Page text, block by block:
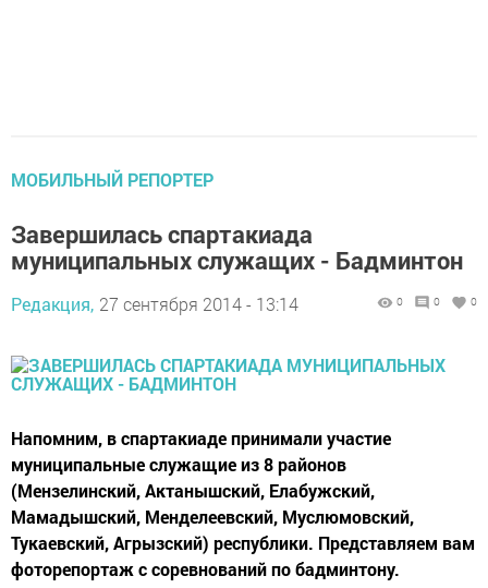
МОБИЛЬНЫЙ РЕПОРТЕР
Завершилась спартакиада
муниципальных служащих - Бадминтон
Редакция, 27 сентября 2014 - 13:14 0 0 0
Напомним, в спартакиаде принимали участие
муниципальные служащие из 8 районов
(Мензелинский, Актанышский, Елабужский,
Мамадышский, Менделеевский, Муслюмовский,
Тукаевский, Агрызский) республики. Представляем вам
фоторепортаж с соревнований по бадминтону.